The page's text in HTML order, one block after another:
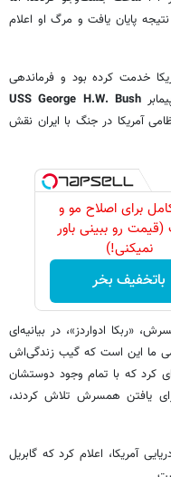
پایان یافت و مرگ او اعلام
خدمت کرده بود و فرماندهی
USS George H.W. Bush
آمریکا در جنگ با ایران نقش
کامل برای اصلاح مو و
رو ببینی باور
نمیکنی!)
باتخفیف بخر
«ربکا ادواردز»، در بیانیه‌ای
ما این است که گیب زندگی‌اش
کرد که با تمام وجود دوستشان
یافتن همسرش تلاش کردند،
آمریکا، اعلام کرد که گابریل